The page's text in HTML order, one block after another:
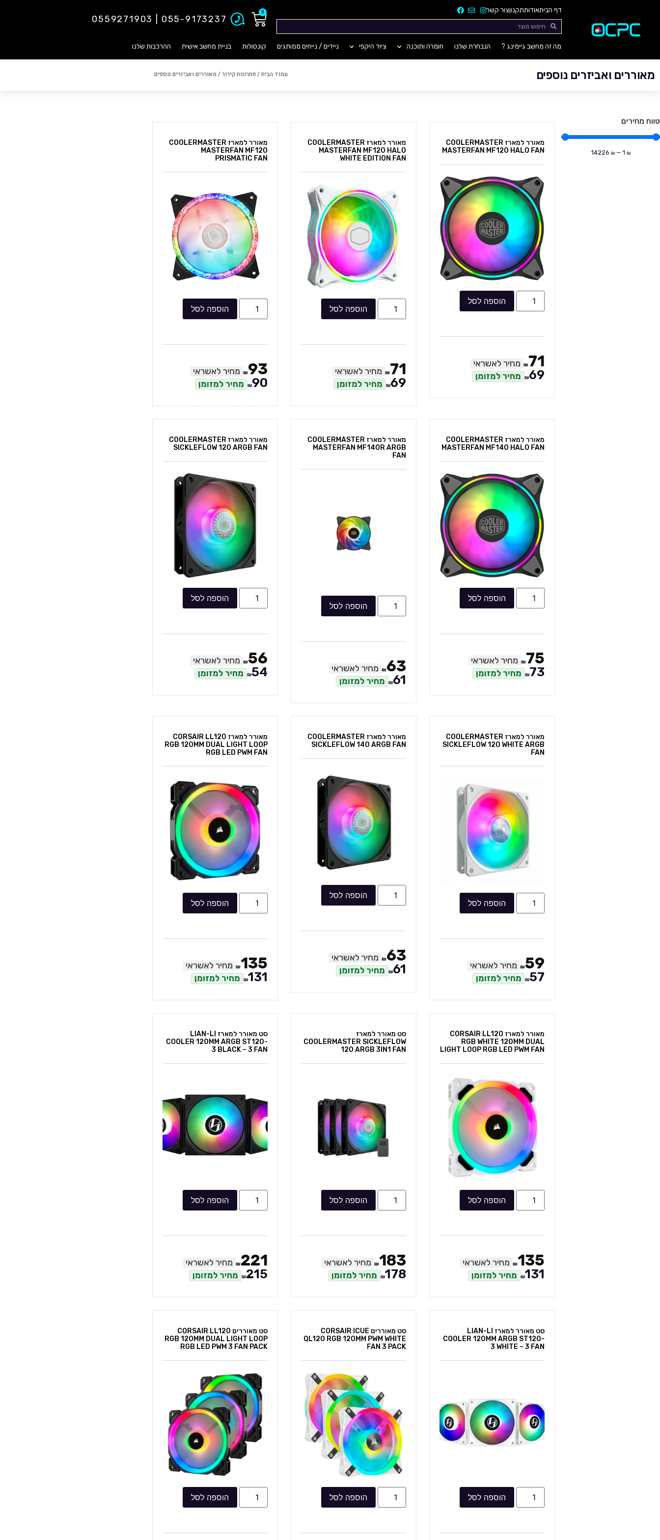
דף הביתאודותתקנוןצור קשר 0
055-9173237 | 0559271903
מה זה מחשב גיימינג ? הנבחרת שלנו חומרה ותוכנה ציוד היקפי ניידים / נייחים ממותגים קונסולות בניית מחשב אישית ההרכבות שלנו
מאוררים ואביזרים נוספים עמוד הבית/ פתרונות קירור/ מאוררים ואביזרים נוספים
טווח מחירים
₪
1
—
₪
14226
מאורר למארז COOLERMASTER
MASTERFAN MF120 HALO FAN
הוספה לסל
₪71 מחיר לאשראי
₪69 מחיר למזומן
מאורר למארז COOLERMASTER
MASTERFAN MF120 HALO
WHITE EDITION FAN
הוספה לסל
₪71 מחיר לאשראי
₪69 מחיר למזומן
מאורר למארז COOLERMASTER
MASTERFAN MF120
PRISMATIC FAN
הוספה לסל
₪93 מחיר לאשראי
₪90 מחיר למזומן
מאורר למארז COOLERMASTER
MASTERFAN MF140 HALO FAN
הוספה לסל
₪75 מחיר לאשראי
₪73 מחיר למזומן
מאורר למארז COOLERMASTER
MASTERFAN MF140R ARGB
FAN
הוספה לסל
₪63 מחיר לאשראי
₪61 מחיר למזומן
מאורר למארז COOLERMASTER
SICKLEFLOW 120 ARGB FAN
הוספה לסל
₪56 מחיר לאשראי
₪54 מחיר למזומן
מאורר למארז COOLERMASTER
SICKLEFLOW 120 WHITE ARGB
FAN
הוספה לסל
₪59 מחיר לאשראי
₪57 מחיר למזומן
מאורר למארז COOLERMASTER
SICKLEFLOW 140 ARGB FAN
הוספה לסל
₪63 מחיר לאשראי
₪61 מחיר למזומן
מאורר למארז CORSAIR LL120
RGB 120MM DUAL LIGHT LOOP
RGB LED PWM FAN
הוספה לסל
₪135 מחיר לאשראי
₪131 מחיר למזומן
מאורר למארז CORSAIR LL120
RGB WHITE 120MM DUAL
LIGHT LOOP RGB LED PWM FAN
הוספה לסל
₪135 מחיר לאשראי
₪131 מחיר למזומן
סט מאורר למארז
COOLERMASTER SICKLEFLOW
120 ARGB 3IN1 FAN
הוספה לסל
₪183 מחיר לאשראי
₪178 מחיר למזומן
סט מאורר למארז LIAN-LI
COOLER 120MM ARGB ST120-
3 BLACK – 3 FAN
הוספה לסל
₪221 מחיר לאשראי
₪215 מחיר למזומן
סט מאורר למארז LIAN-LI
COOLER 120MM ARGB ST120-
3 WHITE – 3 FAN
הוספה לסל
סט מאוררים CORSAIR ICUE
QL120 RGB 120MM PWM WHITE
FAN 3 PACK
הוספה לסל
סט מאוררים CORSAIR LL120
RGB 120MM DUAL LIGHT LOOP
RGB LED PWM 3 FAN PACK
הוספה לסל